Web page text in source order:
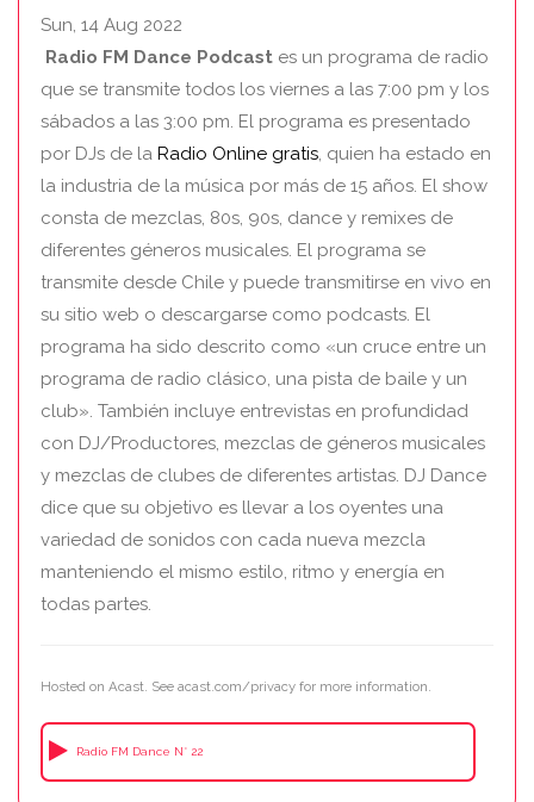
Sun, 14 Aug 2022
Radio FM Dance Podcast es un programa de radio
que se transmite todos los viernes a las 7:00 pm y los
sábados a las 3:00 pm. El programa es presentado
por DJs de la Radio Online gratis , quien ha estado en
la industria de la música por más de 15 años. El show
consta de mezclas, 80s, 90s, dance y remixes de
diferentes géneros musicales. El programa se
transmite desde Chile y puede transmitirse en vivo en
su sitio web o descargarse como podcasts. El
programa ha sido descrito como «un cruce entre un
programa de radio clásico, una pista de baile y un
club». También incluye entrevistas en profundidad
con DJ/Productores, mezclas de géneros musicales
y mezclas de clubes de diferentes artistas. DJ Dance
dice que su objetivo es llevar a los oyentes una
variedad de sonidos con cada nueva mezcla
manteniendo el mismo estilo, ritmo y energía en
todas partes.
Hosted on Acast. See acast.com/privacy for more information.
Radio FM Dance N° 22